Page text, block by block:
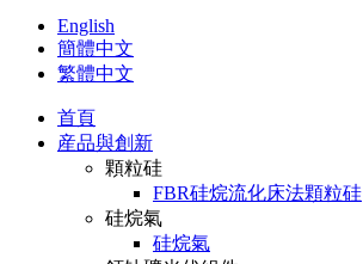
English
簡體中文
繁體中文
首頁
産品與創新
顆粒硅
FBR硅烷流化床法顆粒硅
硅烷氣
硅烷氣